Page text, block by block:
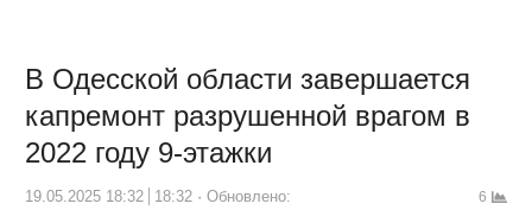
В Одесской области завершается
капремонт разрушенной врагом в
2022 году 9-этажки
19.05.2025 18:32 18:32
Обновлено:
6